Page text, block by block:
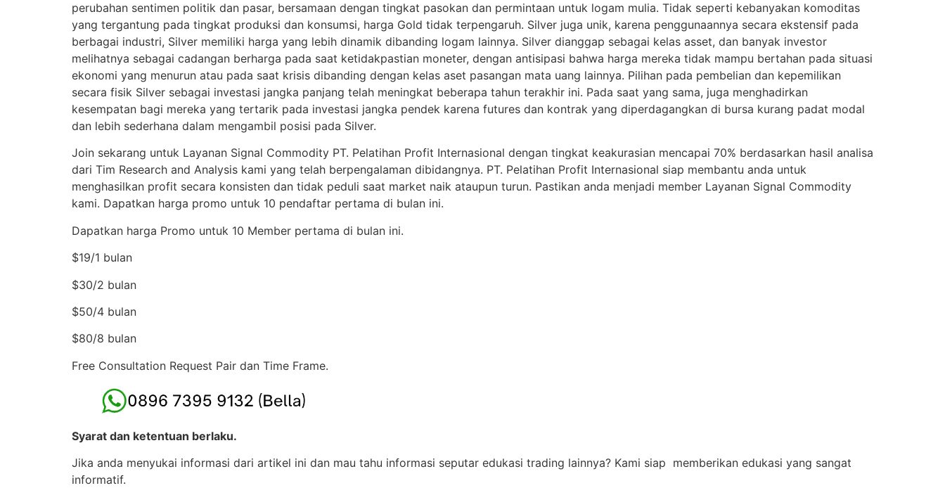
perubahan sentimen politik dan pasar, bersamaan dengan tingkat pasokan dan permintaan untuk logam mulia. Tidak seperti kebanyakan komoditas
yang tergantung pada tingkat produksi dan konsumsi, harga Gold tidak terpengaruh. Silver juga unik, karena penggunaannya secara ekstensif pada
berbagai industri, Silver memiliki harga yang lebih dinamik dibanding logam lainnya. Silver dianggap sebagai kelas asset, dan banyak investor
melihatnya sebagai cadangan berharga pada saat ketidakpastian moneter, dengan antisipasi bahwa harga mereka tidak mampu bertahan pada situasi
ekonomi yang menurun atau pada saat krisis dibanding dengan kelas aset pasangan mata uang lainnya. Pilihan pada pembelian dan kepemilikan
secara fisik Silver sebagai investasi jangka panjang telah meningkat beberapa tahun terakhir ini. Pada saat yang sama, juga menghadirkan
kesempatan bagi mereka yang tertarik pada investasi jangka pendek karena futures dan kontrak yang diperdagangkan di bursa kurang padat modal
dan lebih sederhana dalam mengambil posisi pada Silver.
Join sekarang untuk Layanan Signal Commodity PT. Pelatihan Profit Internasional dengan tingkat keakurasian mencapai 70% berdasarkan hasil analisa
dari Tim Research and Analysis kami yang telah berpengalaman dibidangnya. PT. Pelatihan Profit Internasional siap membantu anda untuk
menghasilkan profit secara konsisten dan tidak peduli saat market naik ataupun turun. Pastikan anda menjadi member Layanan Signal Commodity
kami. Dapatkan harga promo untuk 10 pendaftar pertama di bulan ini.
Dapatkan harga Promo untuk 10 Member pertama di bulan ini.
$19/1 bulan
$30/2 bulan
$50/4 bulan
$80/8 bulan
Free Consultation Request Pair dan Time Frame.
Syarat dan ketentuan berlaku.
Jika anda menyukai informasi dari artikel ini dan mau tahu informasi seputar edukasi trading lainnya? Kami siap memberikan edukasi yang sangat
informatif.